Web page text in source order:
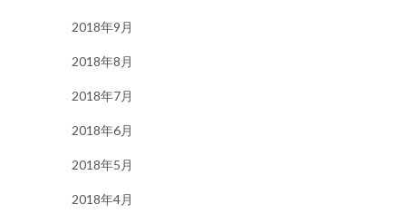
2018年9月
2018年8月
2018年7月
2018年6月
2018年5月
2018年4月